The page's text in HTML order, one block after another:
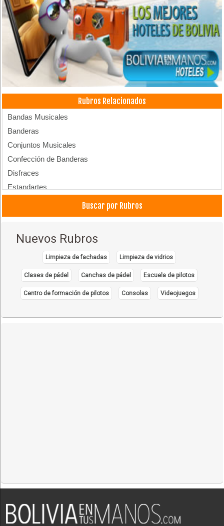
Rubros Relacionados
Bandas Musicales
Banderas
Conjuntos Musicales
Confección de Banderas
Disfraces
Estandartes
Buscar por Rubros
Nuevos Rubros
Limpieza de fachadas Limpieza de vidrios
Clases de pádel Canchas de pádel Escuela de pilotos
Centro de formación de pilotos Consolas Videojuegos